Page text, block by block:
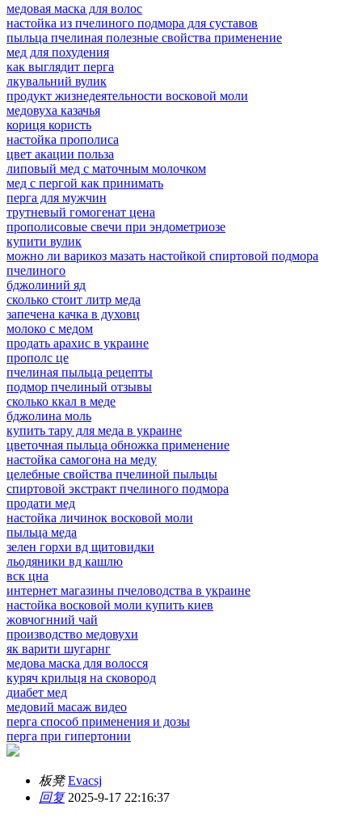
медовая маска для волос
настойка из пчелиного подмора для суставов
пыльца пчелиная полезные свойства применение
мед для похудения
как выглядит перга
лкувальний вулик
продукт жизнедеятельности восковой моли
медовуха казачья
кориця користь
настойка прополиса
цвет акации польза
липовый мед с маточным молочком
мед с пергой как принимать
перга для мужчин
трутневый гомогенат цена
прополисовые свечи при эндометриозе
купити вулик
можно ли варикоз мазать настойкой спиртовой подмора
пчелиного
бджолиний яд
сколько стоит литр меда
запечена качка в духовц
молоко с медом
продать арахис в украине
прополс це
пчелиная пыльца рецепты
подмор пчелиный отзывы
сколько ккал в меде
бджолина моль
купить тару для меда в украине
цветочная пыльца обножка применение
настойка самогона на меду
целебные свойства пчелиной пыльцы
спиртовой экстракт пчелиного подмора
продати мед
настойка личинок восковой моли
пыльца меда
зелен горхи вд щитовидки
льодяники вд кашлю
вск цна
интернет магазины пчеловодства в украине
настойка восковой моли купить киев
жовчогнний чай
производство медовухи
як варити шугарнг
медова маска для волосся
куряч крильця на сковород
диабет мед
медовий масаж видео
перга способ применения и дозы
перга при гипертонии
板凳Evacsj
回复2025-9-17 22:16:37